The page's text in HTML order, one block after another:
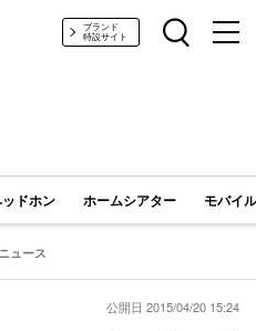
/ガジェットブランド
特設サイト
ドホン ホームシアター モバイ
ュース
公開日 2015/04/20 15:24